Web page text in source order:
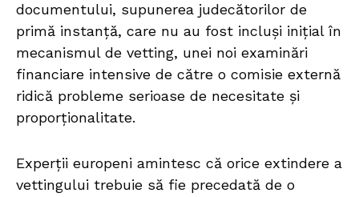
documentului, supunerea judecătorilor de
primă instanță, care nu au fost incluși inițial în
mecanismul de vetting, unei noi examinări
financiare intensive de către o comisie externă
ridică probleme serioase de necesitate și
proporționalitate.
Experții europeni amintesc că orice extindere a
vettingului trebuie să fie precedată de o